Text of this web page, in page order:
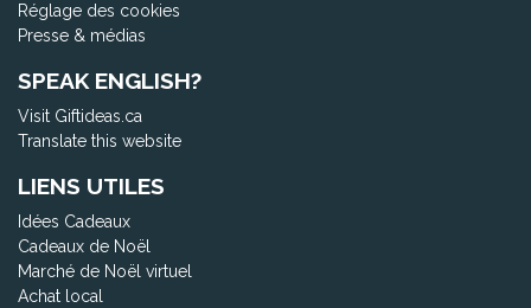
Réglage des cookies
Presse & médias
SPEAK ENGLISH?
Visit Giftideas.ca
Translate this website
LIENS UTILES
Idées Cadeaux
Cadeaux de Noël
Marché de Noël virtuel
Achat local